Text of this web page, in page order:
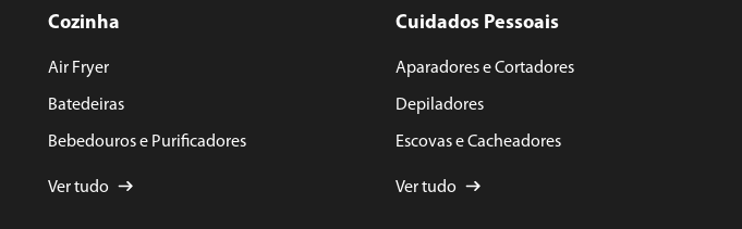
Cozinha
Air Fryer
Batedeiras
Bebedouros e Purificadores
Ver tudo
Cuidados Pessoais
Aparadores e Cortadores
Depiladores
Escovas e Cacheadores
Ver tudo